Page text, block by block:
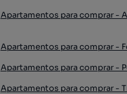
Apartamentos para comprar -
Apartamentos para comprar -
Apartamentos para comprar -
Apartamentos para comprar -